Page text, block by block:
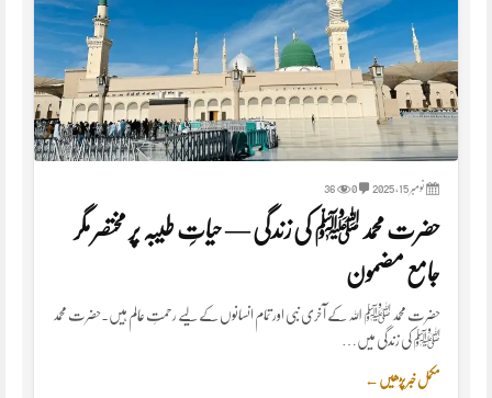
نومبر 15, 2025 0
36
حضرت محمد ﷺ کی زندگی — حیاتِ طیبہ پر مختصر مگر
جامع مضمون
حضرت محمد ﷺ اللہ کے آخری نبی اور تمام انسانوں کے لیے رحمتِ عالم ہیں۔حضرت محمد
ﷺ کی زندگی میں…
مکمل خبر پڑھیں ←